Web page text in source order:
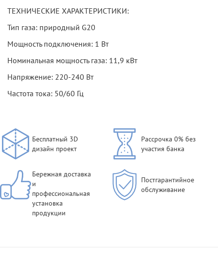
ТЕХНИЧЕСКИЕ ХАРАКТЕРИСТИКИ:
Тип газа: природный G20
Мощность подключения: 1 Вт
Номинальная мощность газа: 11,9 кВт
Напряжение: 220-240 Вт
Частота тока: 50/60 Гц
Бесплатный 3D
дизайн проект
Рассрочка 0% без
участия банка
Бережная доставка
и
профессиональная
установка
продукции
Постгарантийное
обслуживание